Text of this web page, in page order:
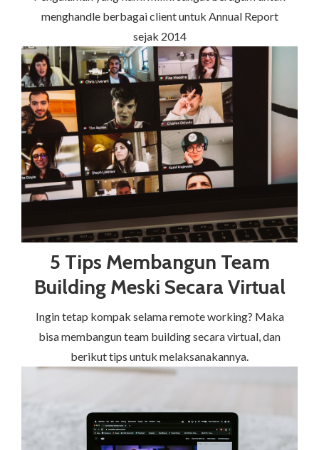
menghandle berbagai client untuk Annual Report
sejak 2014
5 Tips Membangun Team
Building Meski Secara Virtual
Ingin tetap kompak selama remote working? Maka
bisa membangun team building secara virtual, dan
berikut tips untuk melaksanakannya.